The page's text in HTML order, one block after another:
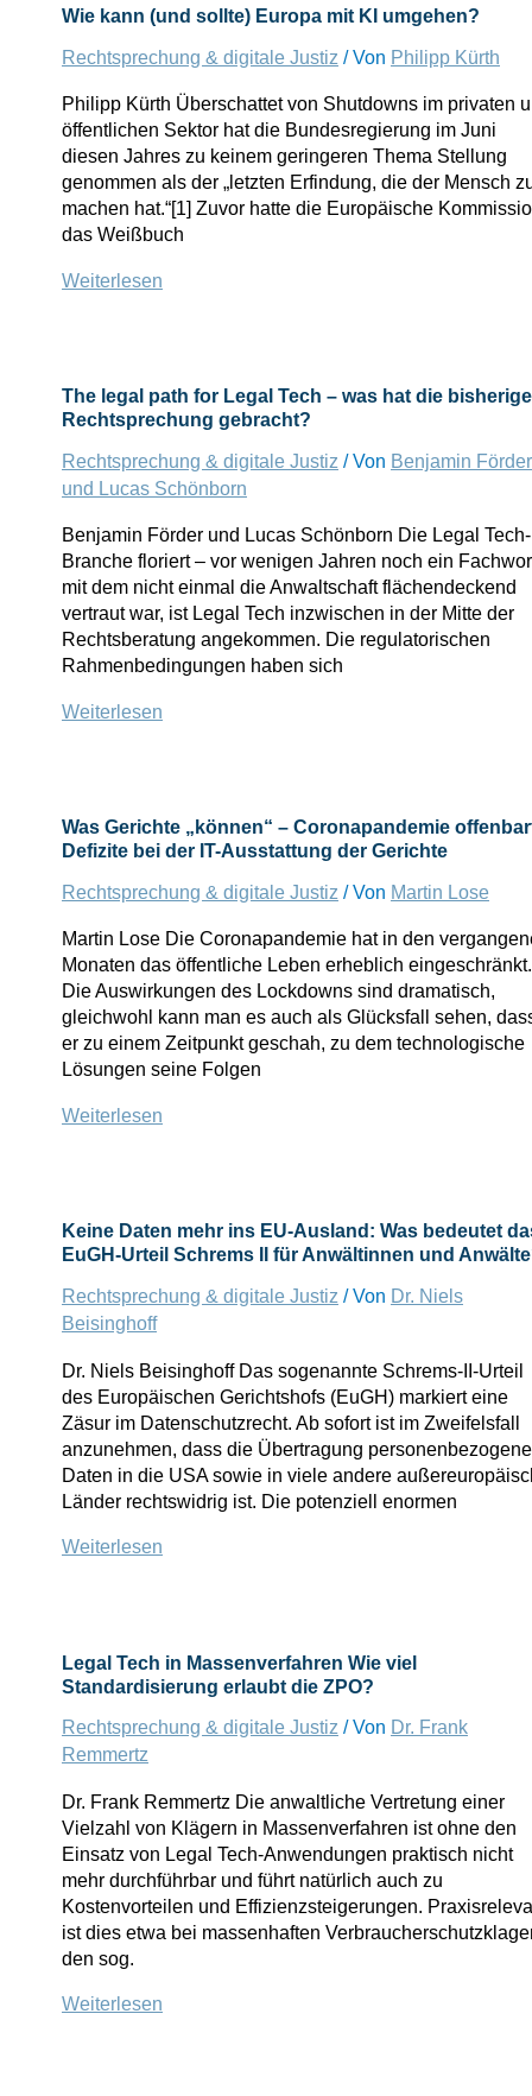
für
einen
zu
Legal
Tech
Wie kann (und sollte) Europa mit KI umgehen?
Rechtsprechung & digitale Justiz / Von Philipp Kürth
Philipp Kürth Überschattet von Shutdowns im privaten
öffentlichen Sektor hat die Bundesregierung im Juni
diesen Jahres zu keinem geringeren Thema Stellung
genommen als der „letzten Erfindung, die der Mensch
machen hat.“[1] Zuvor hatte die Europäische
das Weißbuch
Wie
Europa
mit
umgehen?
Weiterlesen
The legal path for Legal Tech – was hat die bisherige
Rechtsprechung gebracht?
Rechtsprechung & digitale Justiz / Von Benjamin Förder
und Lucas Schönborn
Benjamin Förder und Lucas Schönborn Die Legal Tech-
Branche floriert – vor wenigen Jahren noch ein
mit dem nicht einmal die Anwaltschaft flächendeckend
vertraut war, ist Legal Tech inzwischen in der Mitte der
Rechtsberatung angekommen. Die regulatorischen
Rahmenbedingungen haben sich
The
Legal
Tech
was
die
bisherige
Rechtsprechung
gebracht?
Weiterlesen
Was Gerichte „können“ – Coronapandemie
Defizite bei der IT-Ausstattung der Gerichte
Rechtsprechung & digitale Justiz / Von Martin Lose
Martin Lose Die Coronapandemie hat in den
Monaten das öffentliche Leben erheblich eingeschränkt.
Die Auswirkungen des Lockdowns sind dramatisch,
gleichwohl kann man es auch als Glücksfall sehen,
er zu einem Zeitpunkt geschah, zu dem technologische
Lösungen seine Folgen
Was
Coronapandemie
offenbart
bei
der
Ausstattung
der
Gerichte
Weiterlesen
Keine Daten mehr ins EU-Ausland: Was bedeutet
EuGH-Urteil Schrems II für Anwältinnen und
Rechtsprechung & digitale Justiz / Von Dr. Niels
Beisinghoff
Dr. Niels Beisinghoff Das sogenannte Schrems-II-Urteil
des Europäischen Gerichtshofs (EuGH) markiert eine
Zäsur im Datenschutzrecht. Ab sofort ist im Zweifelsfall
anzunehmen, dass die Übertragung
Daten in die USA sowie in viele andere
Länder rechtswidrig ist. Die potenziell enormen
Keine
Ausland:
bedeutet
das
Urteil
Schrems
II
für
Anwältinnen
und
Anwälte?
Weiterlesen
Legal Tech in Massenverfahren Wie viel
Standardisierung erlaubt die ZPO?
Rechtsprechung & digitale Justiz / Von Dr. Frank
Remmertz
Dr. Frank Remmertz Die anwaltliche Vertretung einer
Vielzahl von Klägern in Massenverfahren ist ohne den
Einsatz von Legal Tech-Anwendungen praktisch nicht
mehr durchführbar und führt natürlich auch zu
Kostenvorteilen und Effizienzsteigerungen.
ist dies etwa bei massenhaften
den sog.
Legal
Weiterlesen